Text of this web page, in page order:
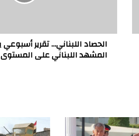
اللبناني
على
المستوى
الحصاد اللبناني… تقرير
المشهد اللبناني على